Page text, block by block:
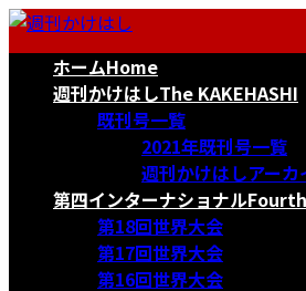
コ
ナ
ホームHome
週刊かけはしThe KAKEHASHI
既刊号一覧
2021年既刊号一覧
週刊かけはしアーカ
第四インターナショナル
第18回世界大会
第17回世界大会
第16回世界大会